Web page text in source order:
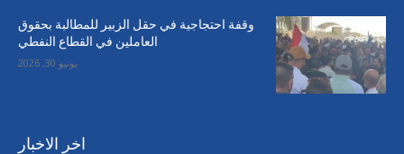
وقفة احتجاجية في حقل الزبير للمطالبة بحقوق
العاملين في القطاع النفطي
يونيو 30, 2026
اخر الاخبار